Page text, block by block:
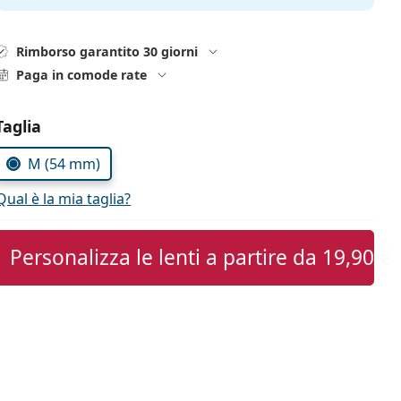
Rimborso garantito 30 giorni
Paga in comode rate
i parametri
M (54 mm)
è la mia taglia?
Personalizza le lenti a partire da 19,90 €